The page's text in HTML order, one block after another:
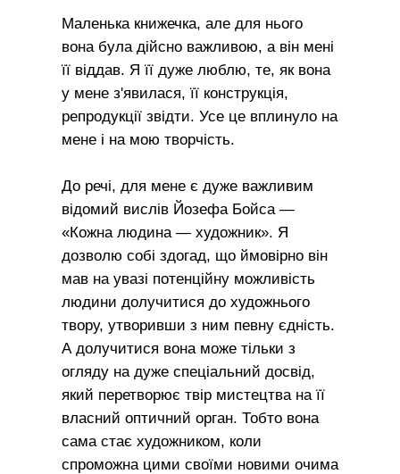
Маленька книжечка, але для нього
вона була дійсно важливою, а він мені
її віддав. Я її дуже люблю, те, як вона
у мене з'явилася, її конструкція,
репродукції звідти. Усе це вплинуло на
мене і на мою творчість.
До речі, для мене є дуже важливим
відомий вислів Йозефа Бойса —
«Кожна людина — художник». Я
дозволю собі здогад, що ймовірно він
мав на увазі потенційну можливість
людини долучитися до художнього
твору, утворивши з ним певну єдність.
А долучитися вона може тільки з
огляду на дуже спеціальний досвід,
який перетворює твір мистецтва на її
власний оптичний орган. Тобто вона
сама стає художником, коли
спроможна цими своїми новими очима